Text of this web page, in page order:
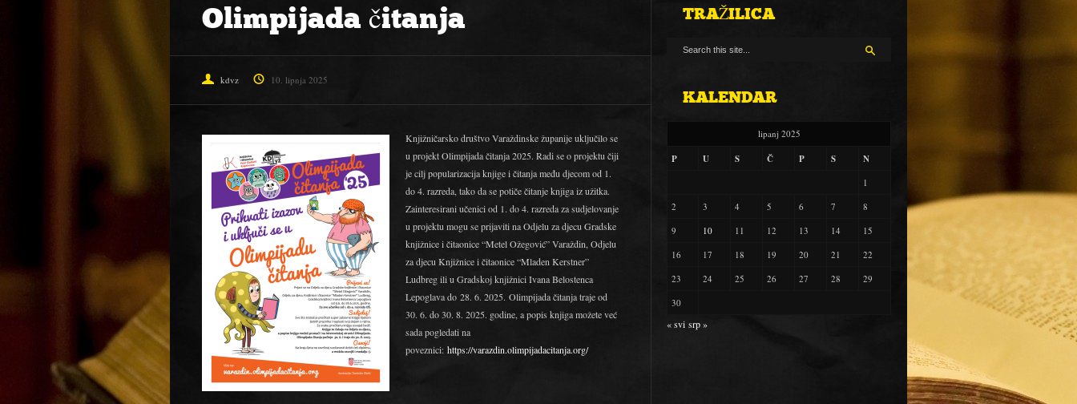
Olimpijada čitanja
kdvz 10. lipnja 2025
Knjižničarsko društvo Varaždinske županije uključilo se
u projekt Olimpijada čitanja 2025. Radi se o projektu čiji
je cilj popularizacija knjige i čitanja među djecom od 1.
do 4. razreda, tako da se potiče čitanje knjiga iz užitka.
Zainteresirani učenici od 1. do 4. razreda za sudjelovanje
u projektu mogu se prijaviti na Odjelu za djecu Gradske
knjižnice i čitaonice “Metel Ožegović” Varaždin, Odjelu
za djecu Knjižnice i čitaonice “Mladen Kerstner”
Ludbreg ili u Gradskoj knjižnici Ivana Belostenca
Lepoglava do 28. 6. 2025. Olimpijada čitanja traje od
30. 6. do 30. 8. 2025. godine, a popis knjiga možete već
sada pogledati na
poveznici: https://varazdin.olimpijadacitanja.org/
TRAŽILICA
KALENDAR
lipanj 2025
P U S Č P S N
1
2
3 4 5 6 7
8
9
10 11 12 13 14
15
16
17 18 19 20 21
22
23
24 25 26 27 28
29
30
« svi srp »